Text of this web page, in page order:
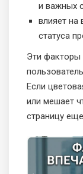
и важных
влияет на
статуса
Эти факторы
Если
или мешает
страницу